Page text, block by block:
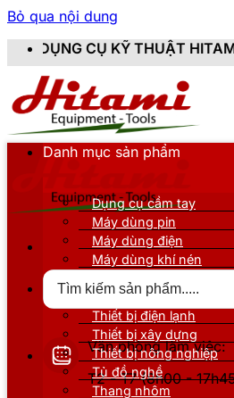
Bỏ qua nội dung
KỸ THUẬT HITAMI - CUNG
Văn phòng làm việc:
T2 - T7 (8h00 -
Danh mục sản phẩm
Dụng cụ cầm tay
Máy dùng pin
Máy dùng điện
Máy dùng khí nén
Thiết bị nâng đỡ
Thiết bị điện lạnh
Thiết bị xây dựng
Thiết bị nông nghiệp
Tủ đồ nghề
Thang nhôm